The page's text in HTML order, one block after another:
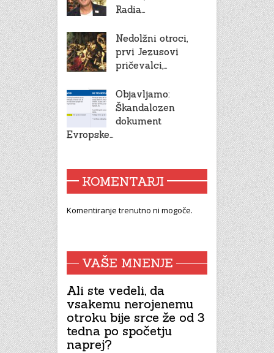
Radia…
Nedolžni otroci,
prvi Jezusovi
pričevalci,…
Objavljamo:
Škandalozen
dokument
Evropske…
KOMENTARJI
Komentiranje trenutno ni mogoče.
VAŠE MNENJE
Ali ste vedeli, da
vsakemu nerojenemu
otroku bije srce že od 3
tedna po spočetju
naprej?